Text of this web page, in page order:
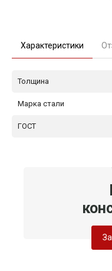
Характеристики
Толщина
Марка стали
ГОСТ